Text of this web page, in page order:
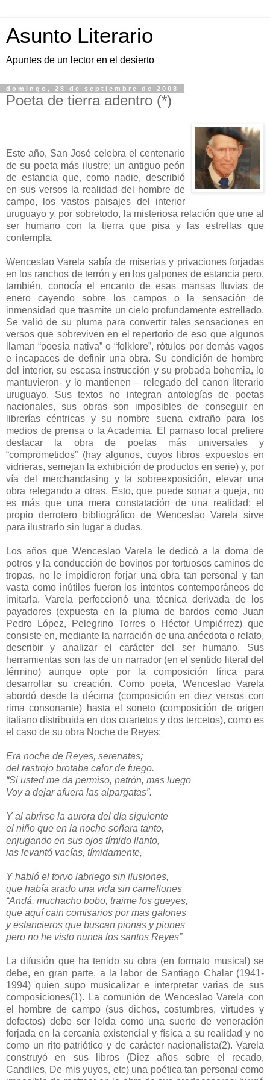
Asunto Literario
Apuntes de un lector en el desierto
domingo, 28 de septiembre de 2008
Poeta de tierra adentro (*)
Este año, San José celebra el centenario
de su poeta más ilustre; un antiguo peón
de estancia que, como nadie, describió
en sus versos la realidad del hombre de
campo, los vastos paisajes del interior
uruguayo y, por sobretodo, la misteriosa relación que une al
ser humano con la tierra que pisa y las estrellas que
contempla.
Wenceslao Varela sabía de miserias y privaciones forjadas
en los ranchos de terrón y en los galpones de estancia pero,
también, conocía el encanto de esas mansas lluvias de
enero cayendo sobre los campos o la sensación de
inmensidad que trasmite un cielo profundamente estrellado.
Se valió de su pluma para convertir tales sensaciones en
versos que sobreviven en el repertorio de eso que algunos
llaman “poesía nativa” o “folklore”, rótulos por demás vagos
e incapaces de definir una obra. Su condición de hombre
del interior, su escasa instrucción y su probada bohemia, lo
mantuvieron- y lo mantienen – relegado del canon literario
uruguayo. Sus textos no integran antologías de poetas
nacionales, sus obras son imposibles de conseguir en
librerías céntricas y su nombre suena extraño para los
medios de prensa o la Academia. El parnaso local prefiere
destacar la obra de poetas más universales y
“comprometidos” (hay algunos, cuyos libros expuestos en
vidrieras, semejan la exhibición de productos en serie) y, por
vía del merchandasing y la sobreexposición, elevar una
obra relegando a otras. Esto, que puede sonar a queja, no
es más que una mera constatación de una realidad; el
propio derrotero bibliográfico de Wenceslao Varela sirve
para ilustrarlo sin lugar a dudas.
Los años que Wenceslao Varela le dedicó a la doma de
potros y la conducción de bovinos por tortuosos caminos de
tropas, no le impidieron forjar una obra tan personal y tan
vasta como inútiles fueron los intentos contemporáneos de
imitarla. Varela perfeccionó una técnica derivada de los
payadores (expuesta en la pluma de bardos como Juan
Pedro López, Pelegrino Torres o Héctor Umpiérrez) que
consiste en, mediante la narración de una anécdota o relato,
describir y analizar el carácter del ser humano. Sus
herramientas son las de un narrador (en el sentido literal del
término) aunque opte por la composición lírica para
desarrollar su creación. Como poeta, Wenceslao Varela
abordó desde la décima (composición en diez versos con
rima consonante) hasta el soneto (composición de origen
italiano distribuida en dos cuartetos y dos tercetos), como es
el caso de su obra Noche de Reyes:
Era noche de Reyes, serenatas;
del rastrojo brotaba calor de fuego.
“Si usted me da permiso, patrón, mas luego
Voy a dejar afuera las alpargatas”.
Y al abrirse la aurora del día siguiente
el niño que en la noche soñara tanto,
enjugando en sus ojos tímido llanto,
las levantó vacías, tímidamente,
Y habló el torvo labriego sin ilusiones,
que había arado una vida sin camellones
“Andá, muchacho bobo, traime los gueyes,
que aquí cain comisarios por mas galones
y estancieros que buscan pionas y piones
pero no he visto nunca los santos Reyes”
La difusión que ha tenido su obra (en formato musical) se
debe, en gran parte, a la labor de Santiago Chalar (1941-
1994) quien supo musicalizar e interpretar varias de sus
composiciones(1). La comunión de Wenceslao Varela con
el hombre de campo (sus dichos, costumbres, virtudes y
defectos) debe ser leída como una suerte de veneración
forjada en la cercanía existencial y física a su realidad y no
como un rito patriótico y de carácter nacionalista(2). Varela
construyó en sus libros (Diez años sobre el recado,
Candiles, De mis yuyos, etc) una poética tan personal como